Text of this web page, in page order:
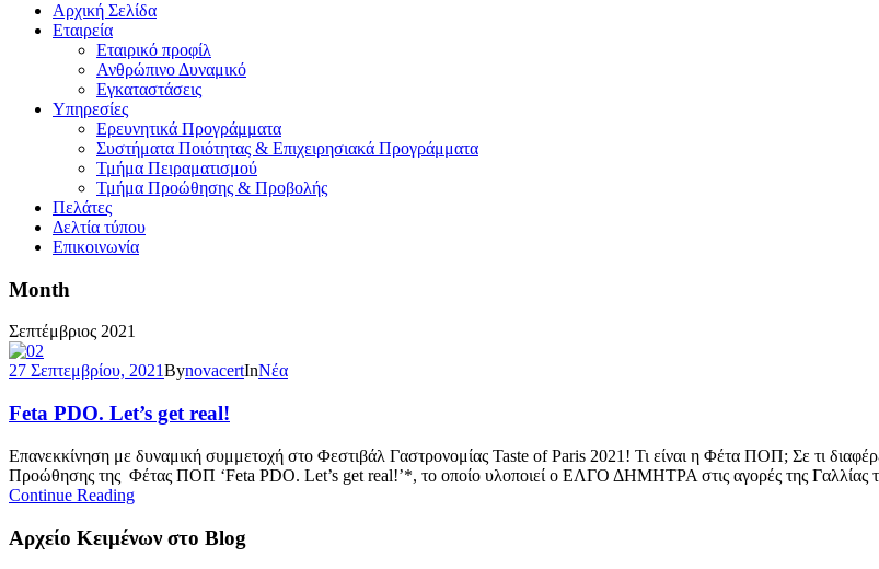
Αρχική Σελίδα
Εταιρεία
Εταιρικό προφίλ
Ανθρώπινο Δυναμικό
Εγκαταστάσεις
Υπηρεσίες
Ερευνητικά Προγράμματα
Συστήματα Ποιότητας & Επιχειρησιακά Προγράμματα
Τμήμα Πειραματισμού
Τμήμα Προώθησης & Προβολής
Πελάτες
Δελτία τύπου
Επικοινωνία
Month
Σεπτέμβριος 2021
27 Σεπτεμβρίου, 2021BynovacertInΝέα
Feta PDO. Let’s get real!
Επανεκκίνηση με δυναμική συμμετοχή στο Φεστιβάλ Γαστρονομίας Taste of Paris 2021! Τι είναι η Φέτα ΠΟΠ; Σε τι
Προώθησης της Φέτας ΠΟΠ ‘Feta PDO. Let’s get real!’*, το οποίο υλοποιεί ο ΕΛΓΟ ΔΗΜΗΤΡΑ στις αγορές της Γαλλίας
Continue Reading
Αρχείο Κειμένων στο Blog